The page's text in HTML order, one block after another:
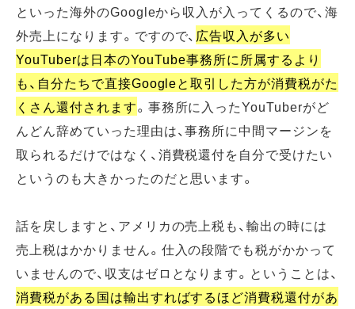
といった海外のGoogleから収入が入ってくるので、海
外売上になります。ですので、 広告収入が多い
YouTuberは日本のYouTube事務所に所属するより
も、自分たちで直接Googleと取引した方が消費税がた
くさん還付されます。事務所に入ったYouTuberがど
んどん辞めていった理由は、事務所に中間マージンを
取られるだけではなく、消費税還付を自分で受けたい
というのも大きかったのだと思います。
話を戻しますと、アメリカの売上税も、輸出の時には
売上税はかかりません。仕入の段階でも税がかかって
いませんので、収支はゼロとなります。ということは、
消費税がある国は輸出すればするほど消費税還付があ